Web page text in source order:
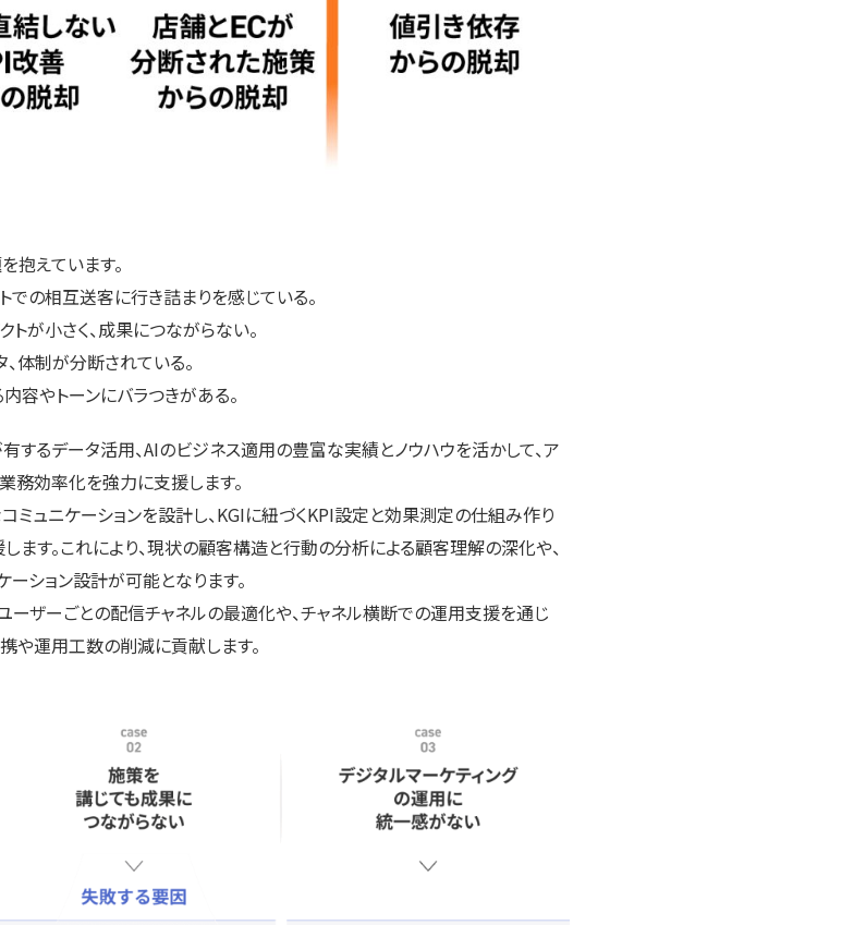
抱えています。
の相互送客に行き詰まりを感じている。
小さく、成果につながらない。
体制が分断されている。
やトーンにバラつきがある。
するデータ活用、AIのビジネス適用の豊富な実績とノウハウを活かして、ア
務効率化を強力に支援します。
ュニケーションを設計し、KGIに紐づくKPI設定と効果測定の仕組み作り
ます。これにより、現状の顧客構造と行動の分析による顧客理解の深化や、
ション設計が可能となります。
ーザーごとの配信チャネルの最適化や、チャネル横断での運用支援を通じ
携や運用工数の削減に貢献します。